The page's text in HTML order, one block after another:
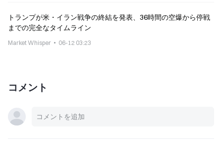
トランプが米・イラン戦争の終結を発表、36時間の空爆から停戦
までの完全なタイムライン
Market Whisper 06-12 03:23
コメント